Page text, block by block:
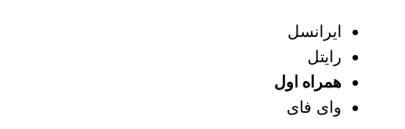
ایرانسل
رایتل
همراه اول
وای فای